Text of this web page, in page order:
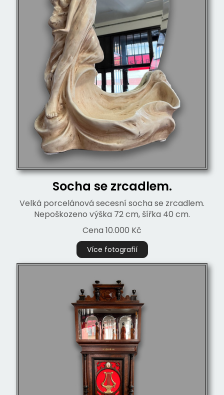
Socha se zrcadlem.
Velká porcelánová secesní socha se zrcadlem.
Nepoškozeno výška 72 cm, šířka 40 cm.
Cena 10.000 Kč
Více fotografií